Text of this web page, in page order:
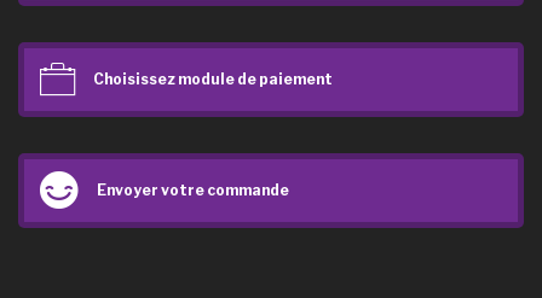
Choisissez module de paiement
Envoyer votre commande